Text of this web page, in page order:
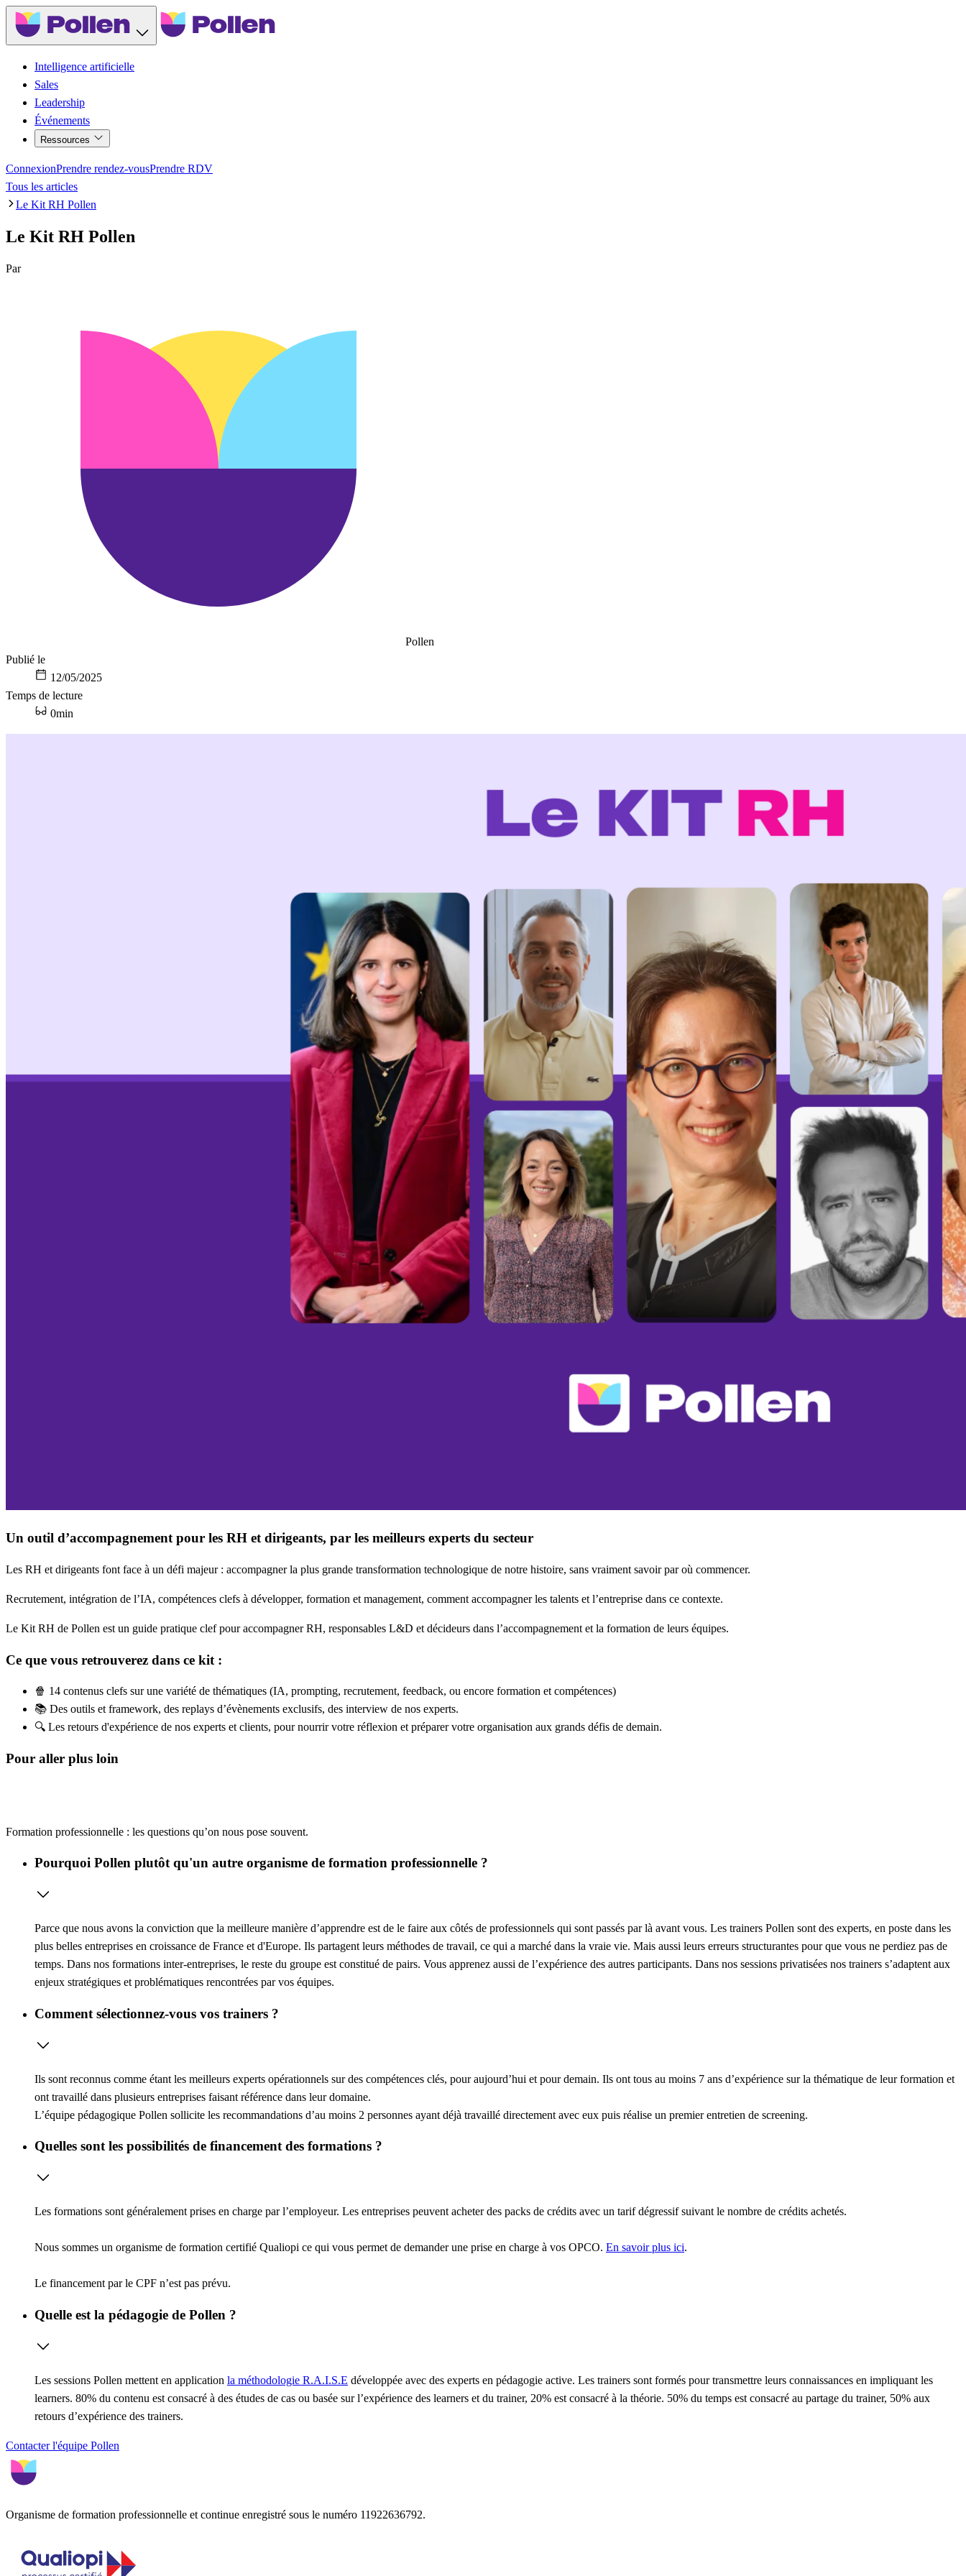
Intelligence artificielle
Sales
Leadership
Événements
Ressources
ConnexionPrendre rendez-vousPrendre RDV
Tous les articles
Le Kit RH Pollen
Le Kit RH Pollen
Par
Pollen
Publié le
12/05/2025
Temps de lecture
0min
Un outil d’accompagnement pour les RH et dirigeants, par les meilleurs experts du secteur
Les RH et dirigeants font face à un défi majeur : accompagner la plus grande transformation technologique de notre histoire, sans vraiment savoir par où commencer.
Recrutement, intégration de l’IA, compétences clefs à développer, formation et management, comment accompagner les talents et l’entreprise dans ce contexte.
Le Kit RH de Pollen est un guide pratique clef pour accompagner RH, responsables L&D et décideurs dans l’accompagnement et la formation de leurs équipes.
Ce que vous retrouverez dans ce kit :
🍿 14 contenus clefs sur une variété de thématiques (IA, prompting, recrutement, feedback, ou encore formation et compétences)
📚 Des outils et framework, des replays d’évènements exclusifs, des interview de nos experts.
🔍 Les retours d'expérience de nos experts et clients, pour nourrir votre réflexion et préparer votre organisation aux grands défis de demain.
Pour aller plus loin
Formation professionnelle : les questions qu’on nous pose souvent.
Pourquoi Pollen plutôt qu'un autre organisme de formation professionnelle ?
Parce que nous avons la conviction que la meilleure manière d’apprendre est de le faire aux côtés de professionnels qui sont passés par là avant vous. Les trainers Pollen sont des experts, en poste dans les
plus belles entreprises en croissance de France et d'Europe. Ils partagent leurs méthodes de travail, ce qui a marché dans la vraie vie. Mais aussi leurs erreurs structurantes pour que vous ne perdiez pas de
temps. Dans nos formations inter-entreprises, le reste du groupe est constitué de pairs. Vous apprenez aussi de l’expérience des autres participants. Dans nos sessions privatisées nos trainers s’adaptent aux
enjeux stratégiques et problématiques rencontrées par vos équipes.
Comment sélectionnez-vous vos trainers ?
Ils sont reconnus comme étant les meilleurs experts opérationnels sur des compétences clés, pour aujourd’hui et pour demain. Ils ont tous au moins 7 ans d’expérience sur la thématique de leur formation et
ont travaillé dans plusieurs entreprises faisant référence dans leur domaine.
L’équipe pédagogique Pollen sollicite les recommandations d’au moins 2 personnes ayant déjà travaillé directement avec eux puis réalise un premier entretien de screening.
Quelles sont les possibilités de financement des formations ?
Les formations sont généralement prises en charge par l’employeur. Les entreprises peuvent acheter des packs de crédits avec un tarif dégressif suivant le nombre de crédits achetés.
Nous sommes un organisme de formation certifié Qualiopi ce qui vous permet de demander une prise en charge à vos OPCO. En savoir plus ici.
Le financement par le CPF n’est pas prévu.
Quelle est la pédagogie de Pollen ?
Les sessions Pollen mettent en application la méthodologie R.A.I.S.E développée avec des experts en pédagogie active. Les trainers sont formés pour transmettre leurs connaissances en impliquant les
learners. 80% du contenu est consacré à des études de cas ou basée sur l’expérience des learners et du trainer, 20% est consacré à la théorie. 50% du temps est consacré au partage du trainer, 50% aux
retours d’expérience des trainers.
Contacter l'équipe Pollen
Organisme de formation professionnelle et continue enregistré sous le numéro 11922636792.